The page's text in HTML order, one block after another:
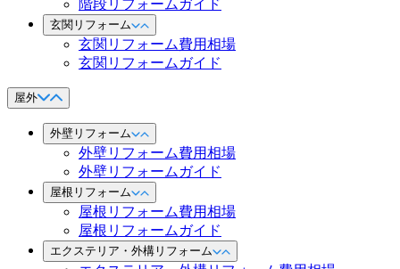
階段リフォームガイド
玄関リフォーム
玄関リフォーム費用相場
玄関リフォームガイド
屋外
外壁リフォーム
外壁リフォーム費用相場
外壁リフォームガイド
屋根リフォーム
屋根リフォーム費用相場
屋根リフォームガイド
エクステリア・外構リフォーム